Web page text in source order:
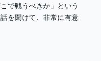
で戦うべきか」という
を聞けて、非常に有意